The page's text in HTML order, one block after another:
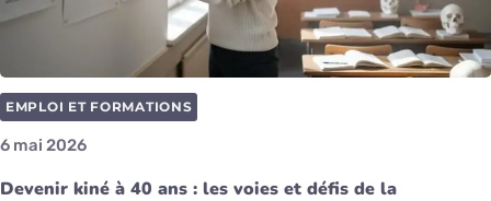
EMPLOI ET FORMATIONS
6 mai 2026
Devenir kiné à 40 ans : les voies et défis de la